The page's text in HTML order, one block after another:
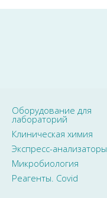
Оборудование для
лабораторий
Клиническая химия
Экспресс-анализаторы
Микробиология
Реагенты. Covid